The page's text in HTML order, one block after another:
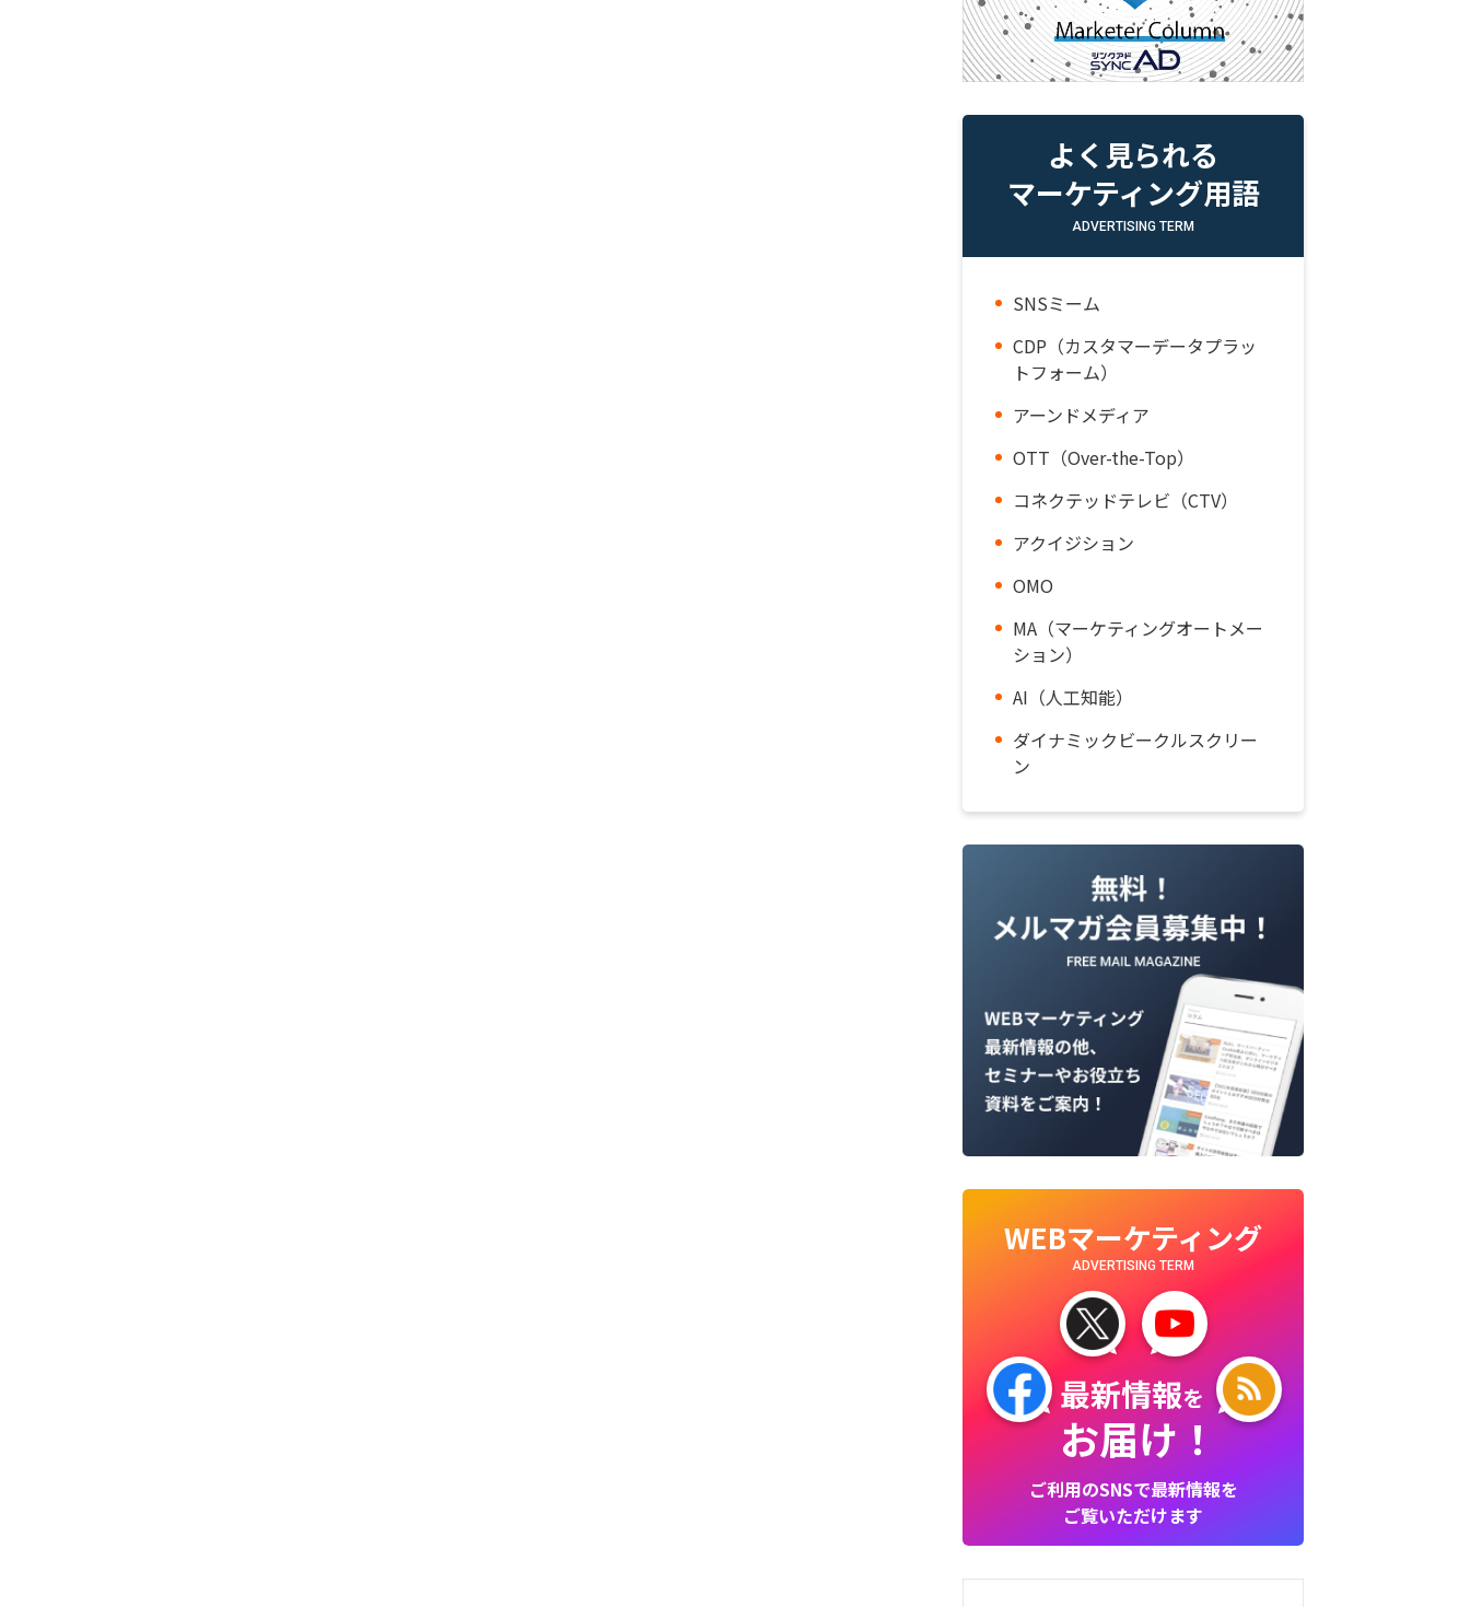
よく見られる
マーケティング用語
ADVERTISING TERM
SNSミーム
CDP（カスタマーデータプラッ
トフォーム）
アーンドメディア
OTT（Over-the-Top）
コネクテッドテレビ（CTV）
アクイジション
OMO
MA（マーケティングオートメー
ション）
AI（人工知能）
ダイナミックビークルスクリー
ン
WEBマーケティング
ADVERTISING TERM
最新情報を
お届け！
ご利用のSNSで最新情報を
ご覧いただけます